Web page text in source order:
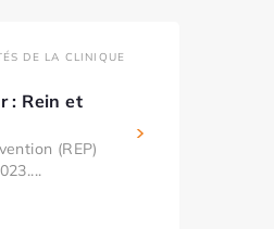
DE LA CLINIQUE
: Rein et
(REP)